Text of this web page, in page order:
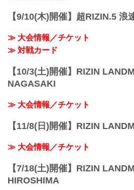
【9/10(木)開催】超RIZIN.5 浪
≫ 大会情報／チケット
≫ 対戦カード
【10/3(土)開催】RIZIN
NAGASAKI
≫ 大会情報／チケット
【11/8(日)開催】RIZIN
≫ 大会情報／チケット
【7/18(土)開催】RIZIN
HIROSHIMA